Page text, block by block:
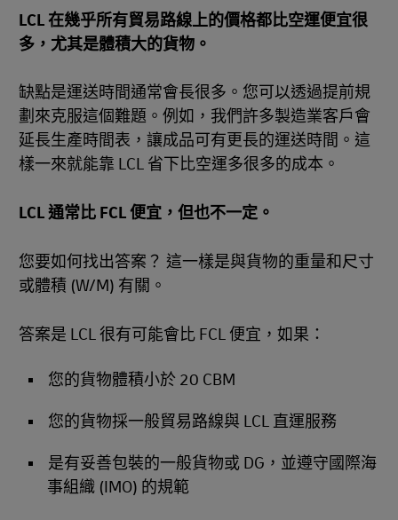
LCL 在幾乎所有貿易路線上的價格都比空運便宜很
多，尤其是體積大的貨物。
缺點是運送時間通常會長很多。您可以透過提前規
劃來克服這個難題。例如，我們許多製造業客戶會
延長生產時間表，讓成品可有更長的運送時間。這
樣一來就能靠 LCL 省下比空運多很多的成本。
LCL 通常比 FCL 便宜，但也不一定。
您要如何找出答案？ 這一樣是與貨物的重量和尺寸
或體積 (W/M) 有關。
答案是 LCL 很有可能會比 FCL 便宜，如果：
您的貨物體積小於 20 CBM
您的貨物採一般貿易路線與 LCL 直運服務
是有妥善包裝的一般貨物或 DG，並遵守國際海
事組織 (IMO) 的規範